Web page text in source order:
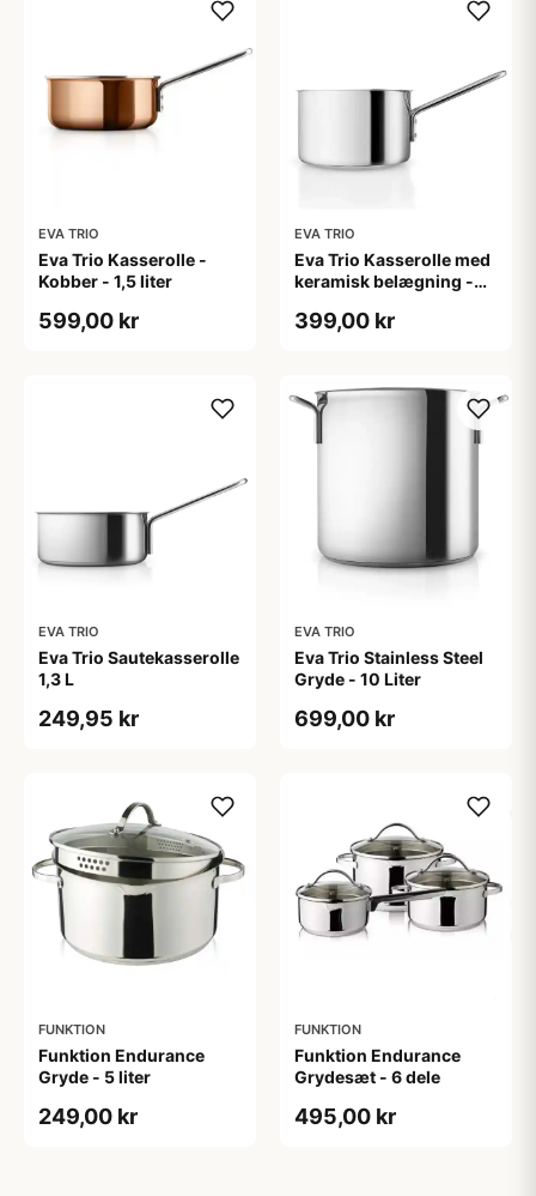
EVA TRIO
Eva Trio Kasserolle -
Kobber - 1,5 liter
599,00 kr
EVA TRIO
Eva Trio Kasserolle med
keramisk belægning -
399,00 kr
EVA TRIO
Eva Trio Sautekasserolle
1,3 L
249,95 kr
EVA TRIO
Eva Trio Stainless Steel
Gryde - 10 Liter
699,00 kr
FUNKTION
Funktion Endurance
Gryde - 5 liter
249,00 kr
FUNKTION
Funktion Endurance
Grydesæt - 6 dele
495,00 kr